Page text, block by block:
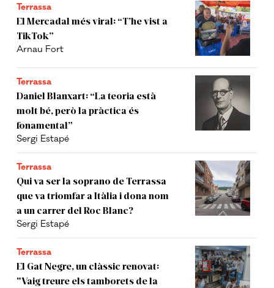
Terrassa
El Mercadal més viral: “T’he vist a
TikTok”
Arnau Fort
Terrassa
Daniel Blanxart: “La teoria està
molt bé, però la pràctica és
fonamental”
Sergi Estapé
Terrassa
Qui va ser la soprano de Terrassa
que va triomfar a Itàlia i dona nom
a un carrer del Roc Blanc?
Sergi Estapé
Terrassa
El Gat Negre, un clàssic renovat:
"Vaig treure els tamborets de la